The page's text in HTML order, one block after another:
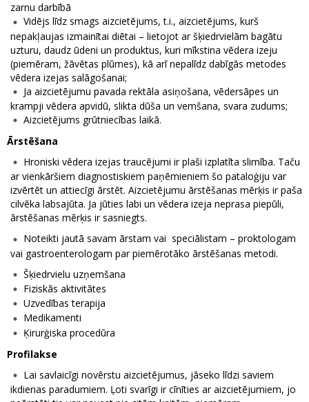
zarnu darbībā
Vidējs līdz smags aizcietējums, t.i., aizcietējums, kurš
nepakļaujas izmainītai diētai – lietojot ar šķiedrvielām bagātu
uzturu, daudz ūdeni un produktus, kuri mīkstina vēdera izeju
(piemēram, žāvētas plūmes), kā arī nepalīdz dabīgās metodes
vēdera izejas salāgošanai;
Ja aizcietējumu pavada rektāla asiņošana, vēdersāpes un
krampji vēdera apvidū, slikta dūša un vemšana, svara zudums;
Aizcietējums grūtniecības laikā.
Ārstēšana
Hroniski vēdera izejas traucējumi ir plaši izplatīta slimība. Taču
ar vienkāršiem diagnostiskiem paņēmieniem šo pataloģiju var
izvērtēt un attiecīgi ārstēt. Aizcietējumu ārstēšanas mērķis ir paša
cilvēka labsajūta. Ja jūties labi un vēdera izeja neprasa piepūli,
ārstēšanas mērķis ir sasniegts.
Noteikti jautā savam ārstam vai speciālistam – proktologam
vai gastroenterologam par piemērotāko ārstēšanas metodi.
Šķiedrvielu uzņemšana
Fiziskās aktivitātes
Uzvedības terapija
Medikamenti
Ķirurģiska procedūra
Profilakse
Lai savlaicīgi novērstu aizcietējumus, jāseko līdzi saviem
ikdienas paradumiem. Ļoti svarīgi ir cīnīties ar aizcietējumiem, jo